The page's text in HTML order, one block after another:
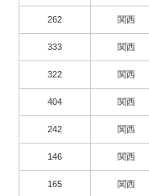
262 関西
333 関西
322 関西
404 関西
242 関西
146 関西
165 関西